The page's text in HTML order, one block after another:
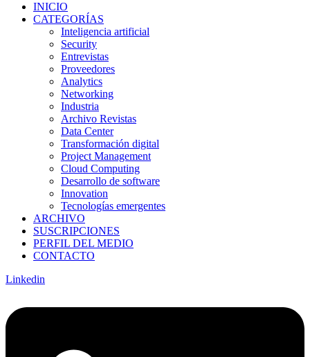
INICIO
CATEGORÍAS
Inteligencia artificial
Security
Entrevistas
Proveedores
Analytics
Networking
Industria
Archivo Revistas
Data Center
Transformación digital
Project Management
Cloud Computing
Desarrollo de software
Innovation
Tecnologías emergentes
ARCHIVO
SUSCRIPCIONES
PERFIL DEL MEDIO
CONTACTO
Linkedin